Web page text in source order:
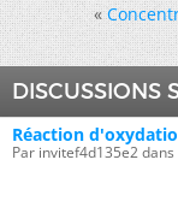
«
DISCUSSIONS
Réaction
Par invitef4d135e2